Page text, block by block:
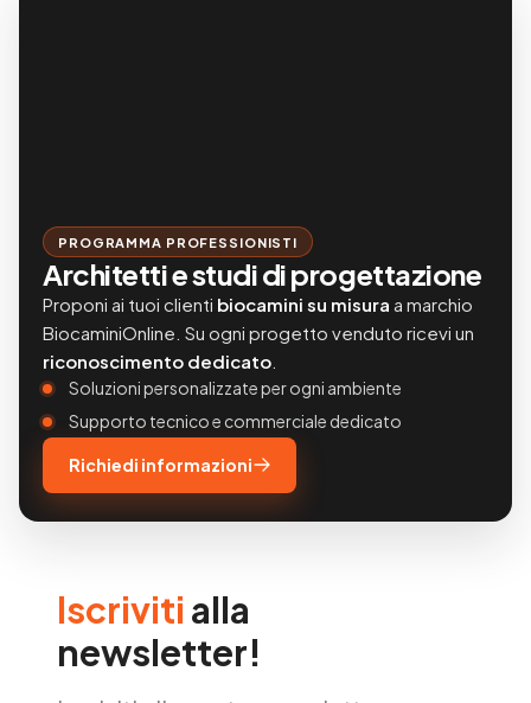
PROGRAMMA PROFESSIONISTI
Architetti e studi di progettazione
Proponi ai tuoi clienti biocamini su misura a marchio
BiocaminiOnline. Su ogni progetto venduto ricevi un
riconoscimento dedicato
Soluzioni personalizzate per ogni ambiente
Supporto tecnico e commerciale dedicato
Richiedi informazioni
Iscriviti alla
newsletter!